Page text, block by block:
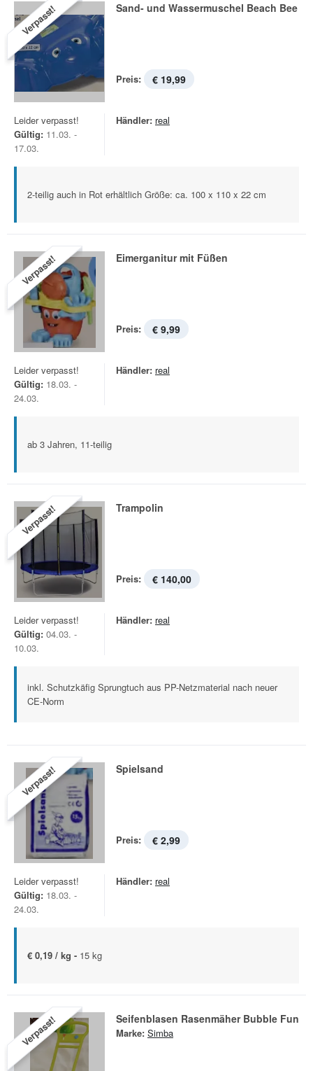
Verpasst! Sand- und Wassermuschel Beach Bee
Preis: € 19,99
Leider verpasst!
Gültig: 11.03. -
17.03.
Händler: real
2-teilig auch in Rot erhältlich Größe: ca. 100 x 110 x 22 cm
Verpasst! Eimerganitur mit Füßen
Preis: € 9,99
Leider verpasst!
Gültig: 18.03. -
24.03.
Händler: real
ab 3 Jahren, 11-teilig
Verpasst! Trampolin
Preis: € 140,00
Leider verpasst!
Gültig: 04.03. -
10.03.
Händler: real
inkl. Schutzkäfig Sprungtuch aus PP-Netzmaterial nach neuer
CE-Norm
Verpasst! Spielsand
Preis: € 2,99
Leider verpasst!
Gültig: 18.03. -
24.03.
Händler: real
€ 0,19 / kg - 15 kg
Verpasst! Seifenblasen Rasenmäher Bubble Fun
Marke: Simba